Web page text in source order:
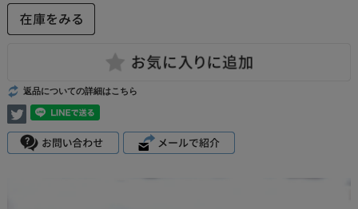
返品についての詳細はこちら